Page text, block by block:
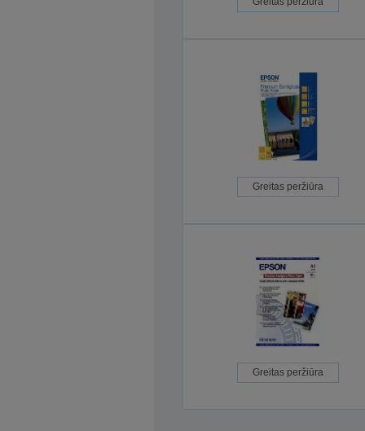
Greitas peržiūra
Greitas peržiūra